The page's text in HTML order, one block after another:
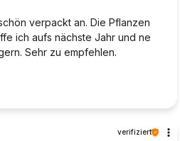
verpackt an. Die Pflanzen
ich aufs nächste Jahr und ne
Sehr zu empfehlen.
verifiziert